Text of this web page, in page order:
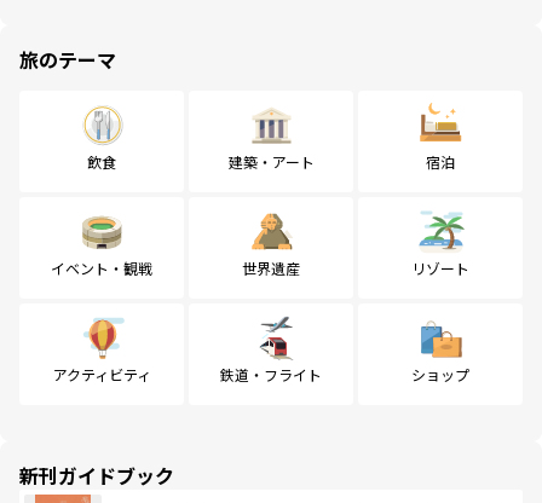
旅のテーマ
飲食 建築・アート 宿泊
イベント・観戦 世界遺産 リゾート
アクティビティ 鉄道・フライト ショップ
新刊ガイドブック